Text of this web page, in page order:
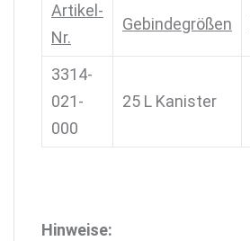
Artikel-
Nr.
Gebindegrößen
3314-
021-
000
25 L Kanister
Hinweise: